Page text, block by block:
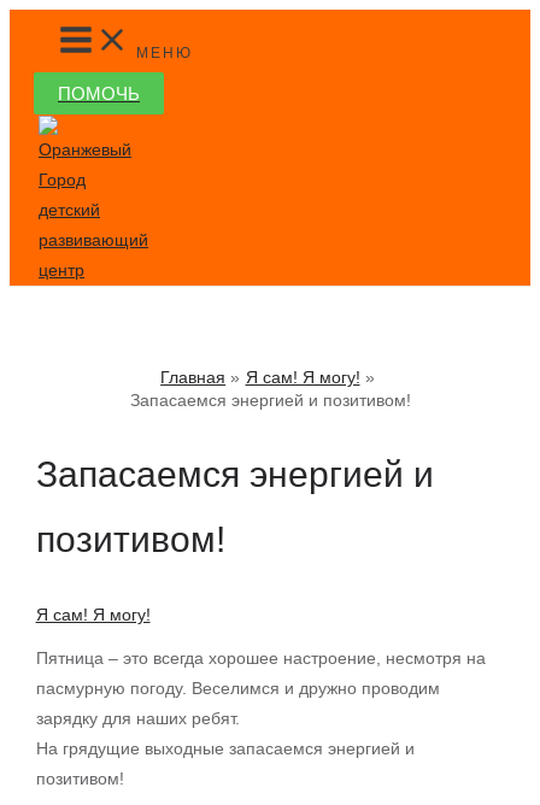
Перейти
содержимому
MAIN
MENU
МЕНЮ
ПОМОЧЬ
Главная
Я сам! Я могу!
Запасаемся энергией и позитивом!
Запасаемся энергией и
позитивом!
Я сам! Я могу!
Пятница – это всегда хорошее настроение, несмотря на
пасмурную погоду. Веселимся и дружно проводим
зарядку для наших ребят.
На грядущие выходные запасаемся энергией и
позитивом!